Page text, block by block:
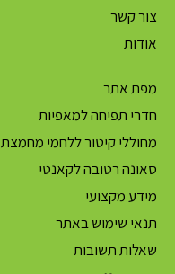
צור קשר
אודות
מפת אתר
חדרי תפיחה למאפיות
מחוללי קיטור ללחמי מחמצת
סאונה רטובה לקאנטי
מידע מקצועי
תנאי שימוש באתר
שאלות תשובות